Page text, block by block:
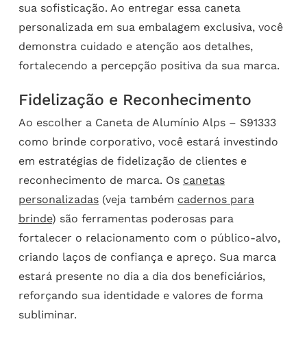
sua sofisticação. Ao entregar essa caneta
personalizada em sua embalagem exclusiva, você
demonstra cuidado e atenção aos detalhes,
fortalecendo a percepção positiva da sua marca.
Fidelização e Reconhecimento
Ao escolher a Caneta de Alumínio Alps – S91333
como brinde corporativo, você estará investindo
em estratégias de fidelização de clientes e
reconhecimento de marca. Os canetas
personalizadas(veja também cadernos para
brinde) são ferramentas poderosas para
fortalecer o relacionamento com o público-alvo,
criando laços de confiança e apreço. Sua marca
estará presente no dia a dia dos beneficiários,
reforçando sua identidade e valores de forma
subliminar.